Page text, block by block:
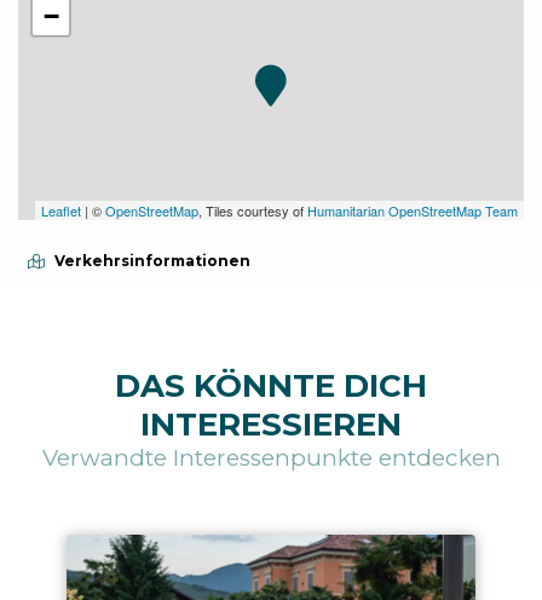
−
Leaflet | ©OpenStreetMap, Tiles courtesy of Humanitarian OpenStreetMap Team
Verkehrsinformationen
DAS KÖNNTE DICH
INTERESSIEREN
Verwandte Interessenpunkte entdecken